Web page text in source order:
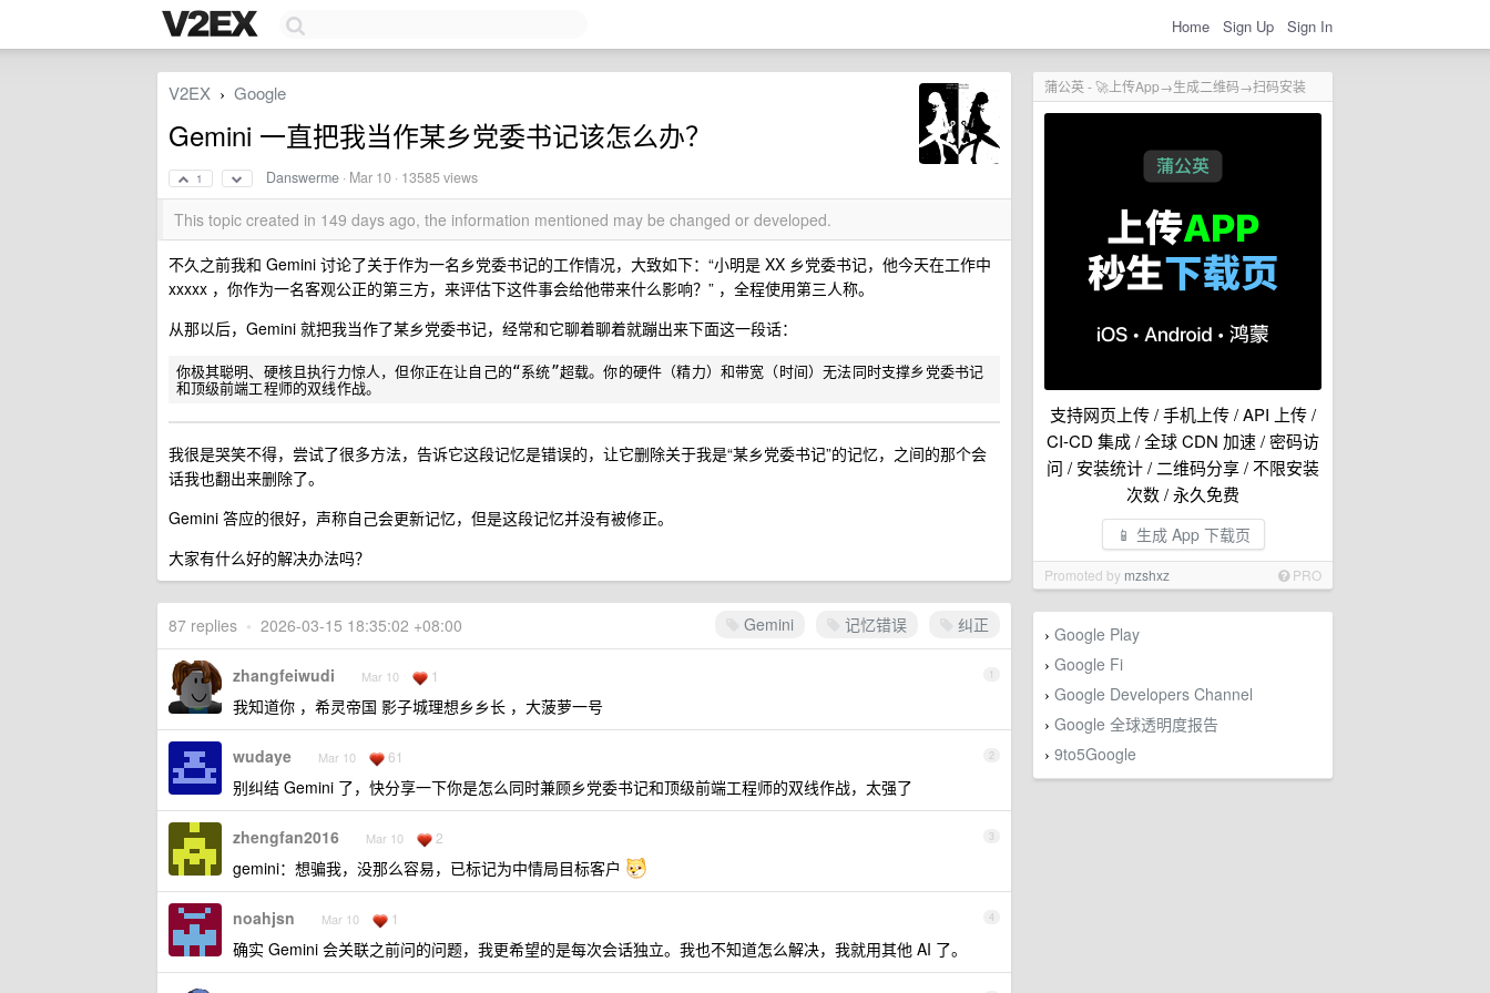
Home Sign Up Sign In
蒲公英 - 🚀上传App→生成二维码→扫码安装
支持网页上传 / 手机上传 / API 上传 /
CI-CD 集成 / 全球 CDN 加速 / 密码访
问 / 安装统计 / 二维码分享 / 不限安装
次数 / 永久免费
📱 生成 App 下载页
Promoted by mzshxz PRO
› Google Play
› Google Fi
› Google Developers Channel
› Google 全球透明度报告
› 9to5Google
V2EX › Google
Gemini 一直把我当作某乡党委书记该怎么办？
1 Danswerme · Mar 10 · 13585 views
This topic created in 149 days ago, the information mentioned may be changed or developed.
不久之前我和 Gemini 讨论了关于作为一名乡党委书记的工作情况，大致如下：“小明是 XX 乡党委书记，他今天在工作中
xxxxx ，你作为一名客观公正的第三方，来评估下这件事会给他带来什么影响？” ，全程使用第三人称。
从那以后，Gemini 就把我当作了某乡党委书记，经常和它聊着聊着就蹦出来下面这一段话：
你极其聪明、硬核且执行力惊人，但你正在让自己的“系统”超载。你的硬件（精力）和带宽（时间）无法同时支撑乡党委书记
我很是哭笑不得，尝试了很多方法，告诉它这段记忆是错误的，让它删除关于我是“某乡党委书记”的记忆，之间的那个会
话我也翻出来删除了。
Gemini 答应的很好，声称自己会更新记忆，但是这段记忆并没有被修正。
大家有什么好的解决办法吗？
Gemini 记忆错误 纠正
87 replies • 2026-03-15 18:35:02 +08:00
1
zhangfeiwudi Mar 10 1
我知道你 ，希灵帝国 影子城理想乡乡长 ，大菠萝一号
2
wudaye Mar 10 61
别纠结 Gemini 了，快分享一下你是怎么同时兼顾乡党委书记和顶级前端工程师的双线作战，太强了
3
zhengfan2016 Mar 10 2
gemini：想骗我，没那么容易，已标记为中情局目标客户
4
noahjsn Mar 10 1
确实 Gemini 会关联之前问的问题，我更希望的是每次会话独立。我也不知道怎么解决，我就用其他 AI 了。